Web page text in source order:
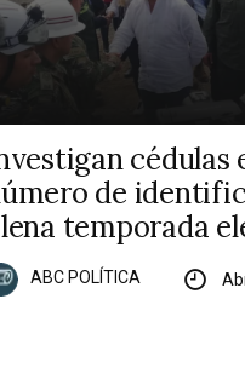
cédulas
de
temporada
ABC POLÍTICA